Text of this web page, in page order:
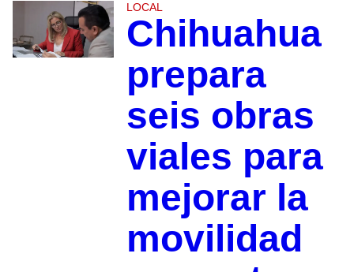
LOCAL
Chihuahua
prepara
seis obras
viales para
mejorar la
movilidad